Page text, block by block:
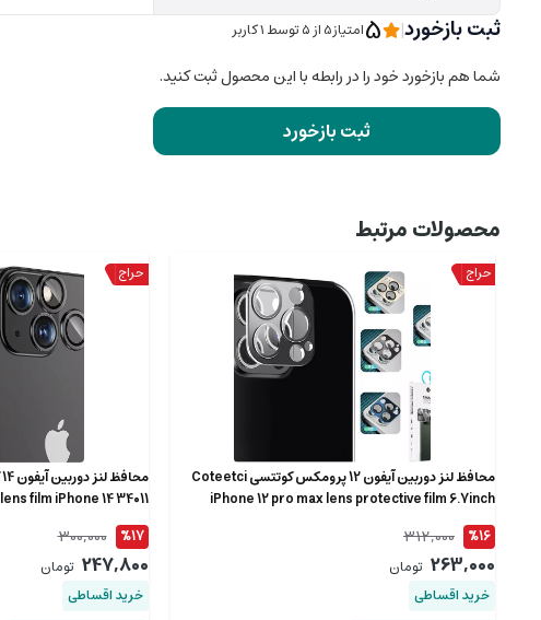
ثبت بازخورد|
5امتیاز5 از ۵ توسط 1 کاربر
شما هم بازخورد خود را در رابطه با این محصول ثبت کنید.
ثبت بازخورد
محصولات مرتبط
محافظ لنز دوربین آیفون 12 پرومکس کوتتسی Coteetci
iPhone 12 pro max lens protective film 6.7inch
CS2223
%16
312,000
263,000 تومان
خرید اقساطی
lens film iPhone 14 34011
%17
300,000
247,800 تومان
خرید اقساطی